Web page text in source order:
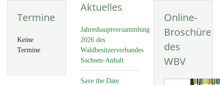
Termine
Keine
Termine
Aktuelles
Jahreshauptversammlung
2026 des
Waldbesitzerverbandes
Sachsen-Anhalt
Save the Date:
Online-
Broschüre
des
WBV